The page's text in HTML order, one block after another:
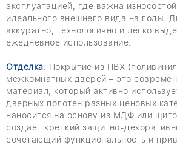
эксплуатацией, где важна
идеального внешнего вида на годы.
аккуратно, технологично и легко
ежедневное использование.
Отделка: Покрытие из ПВХ
межкомнатных дверей – это
материал, который активно
дверных полотен разных ценовых
наносится на основу из МДФ или
создает крепкий защитно-
сочетающий функциональность и